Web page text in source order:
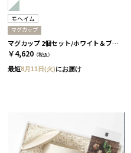
モヘイム
マグカップ
マグカップ 2個セット/ホワイト＆ブルー［モヘイム］
￥4,620 （税込）
最短8月11日(火)にお届け